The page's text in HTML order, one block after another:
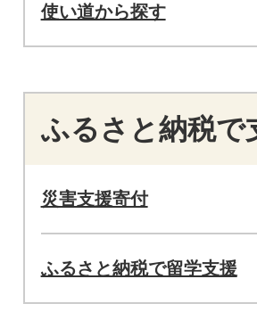
使い道から探す
ふるさと納税で
災害支援寄付
ふるさと納税で留学支援